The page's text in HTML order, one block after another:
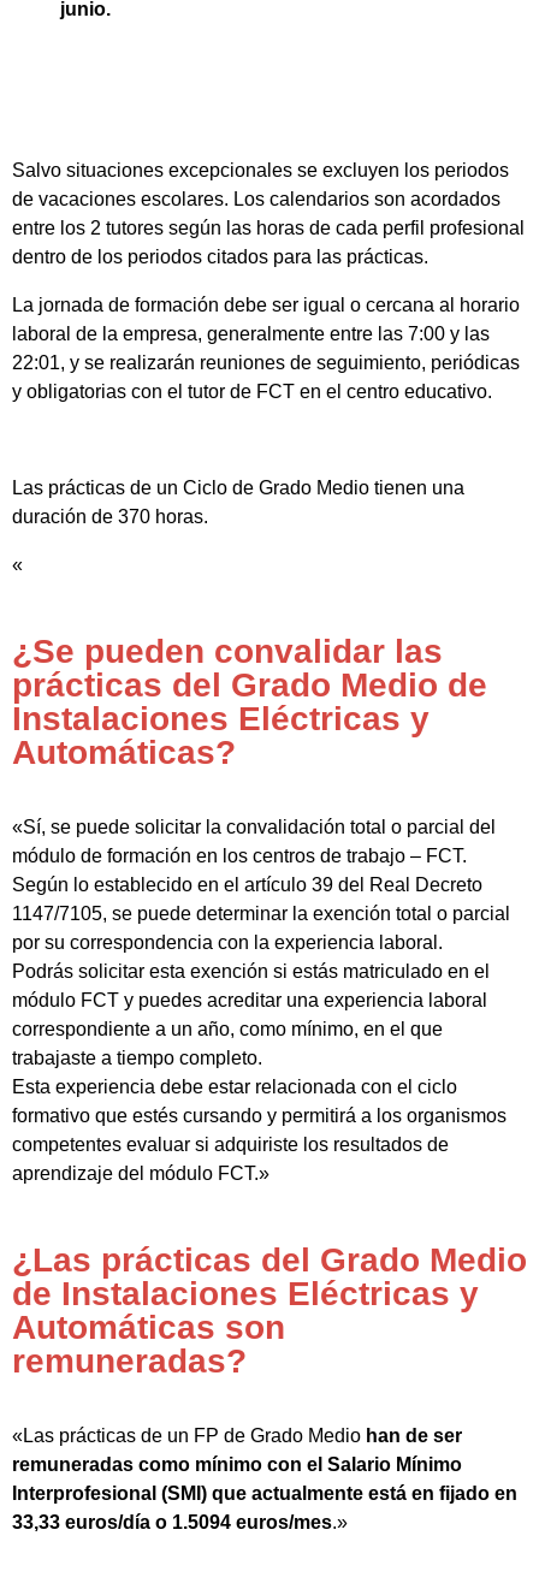
junio.
Salvo situaciones excepcionales se excluyen los periodos
de vacaciones escolares. Los calendarios son acordados
entre los 2 tutores según las horas de cada perfil profesional
dentro de los periodos citados para las prácticas.
La jornada de formación debe ser igual o cercana al horario
laboral de la empresa, generalmente entre las 7:00 y las
22:01, y se realizarán reuniones de seguimiento, periódicas
y obligatorias con el tutor de FCT en el centro educativo.
Las prácticas de un Ciclo de Grado Medio tienen una
duración de 370 horas.
«
¿Se pueden convalidar las
prácticas del Grado Medio de
Instalaciones Eléctricas y
Automáticas?
«Sí, se puede solicitar la convalidación total o parcial del
módulo de formación en los centros de trabajo – FCT.
Según lo establecido en el artículo 39 del Real Decreto
1147/7105, se puede determinar la exención total o parcial
por su correspondencia con la experiencia laboral.
Podrás solicitar esta exención si estás matriculado en el
módulo FCT y puedes acreditar una experiencia laboral
correspondiente a un año, como mínimo, en el que
trabajaste a tiempo completo.
Esta experiencia debe estar relacionada con el ciclo
formativo que estés cursando y permitirá a los organismos
competentes evaluar si adquiriste los resultados de
aprendizaje del módulo FCT.»
¿Las prácticas del Grado Medio
de Instalaciones Eléctricas y
Automáticas son
remuneradas?
«Las prácticas de un FP de Grado Medio han de ser
remuneradas como mínimo con el Salario Mínimo
Interprofesional (SMI) que actualmente está en fijado en
33,33 euros/día o 1.5094 euros/mes.»